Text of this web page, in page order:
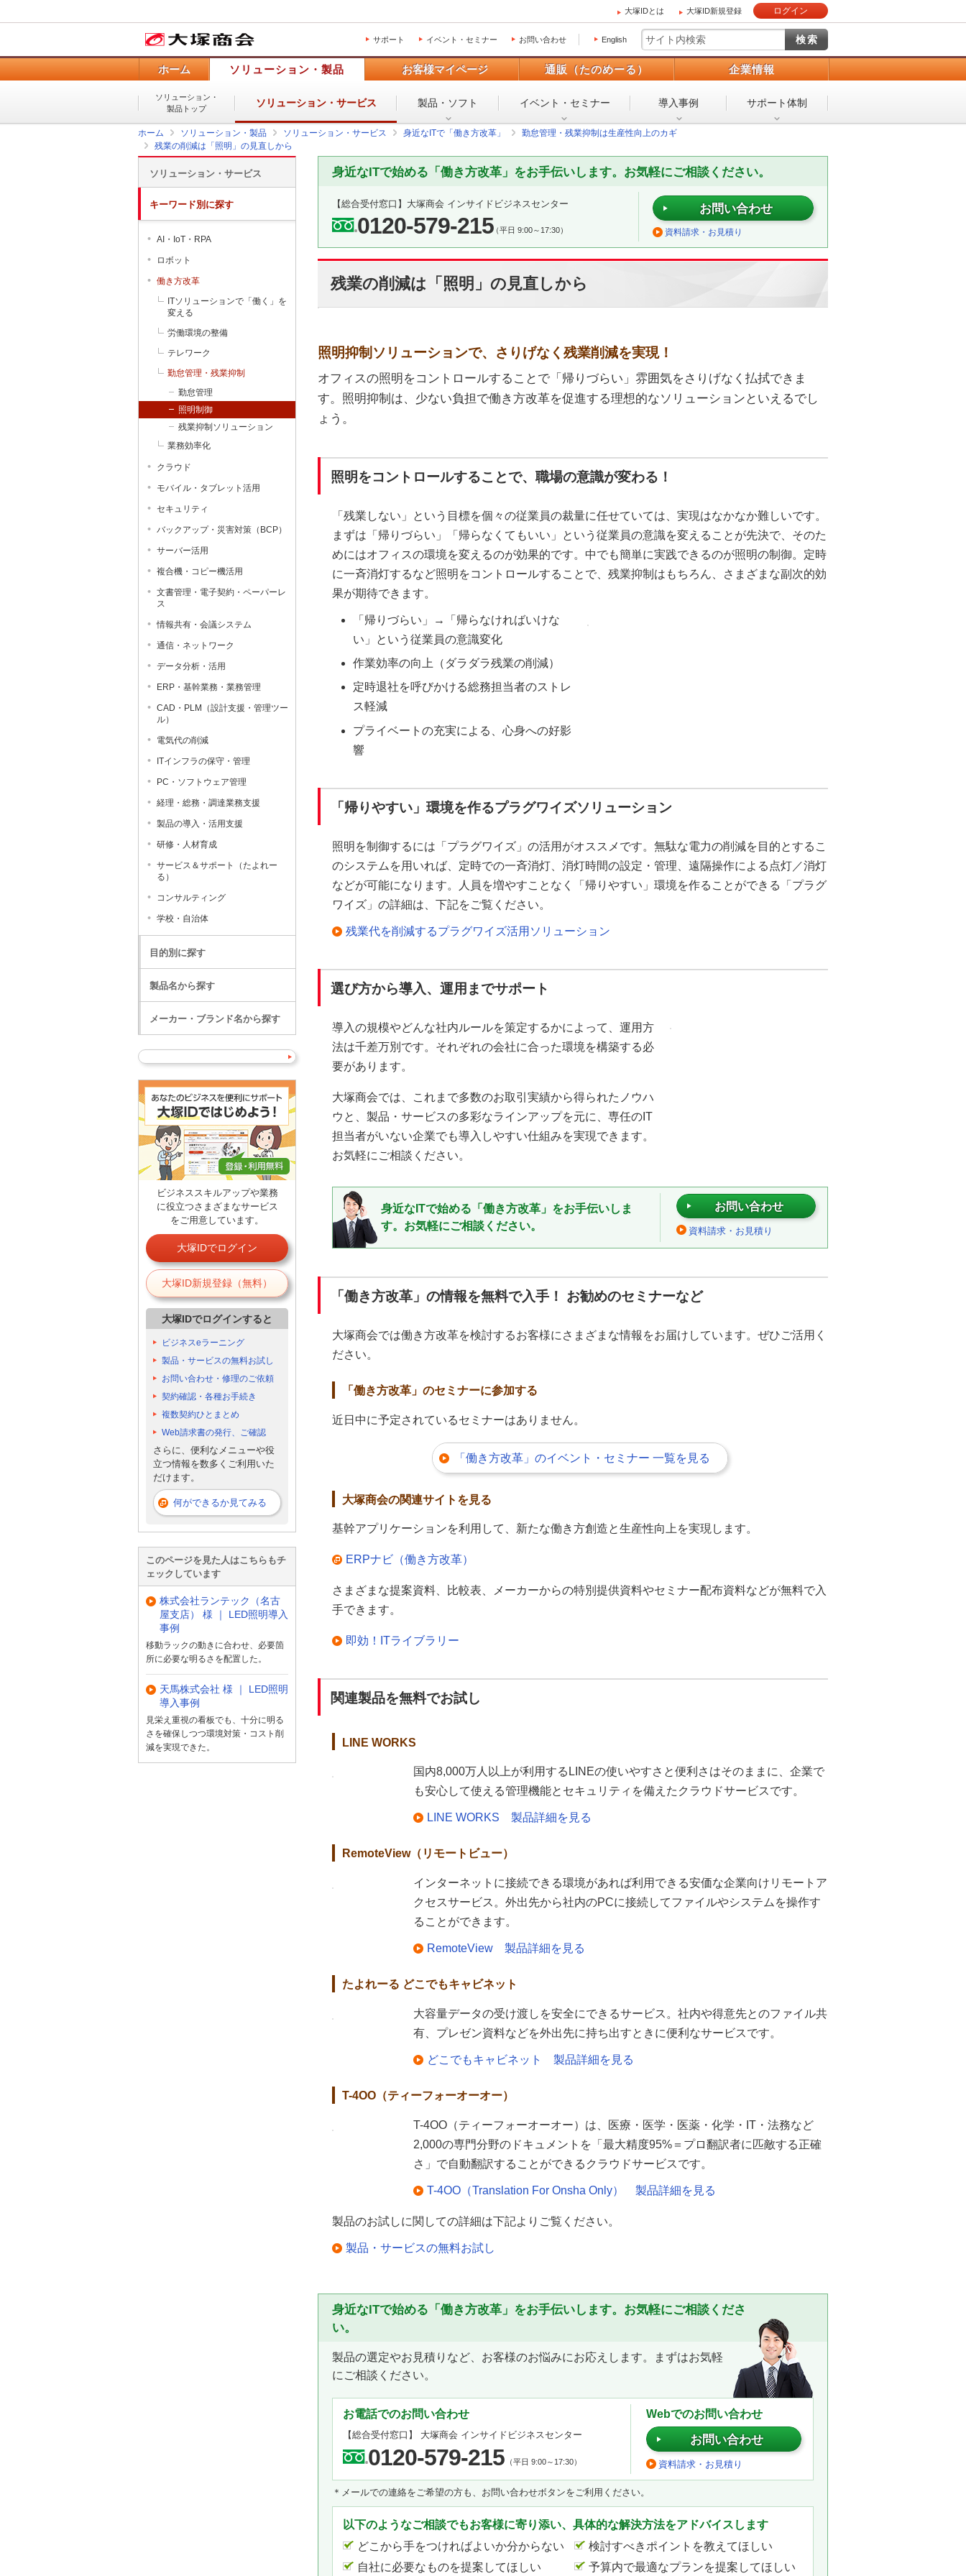
大塚IDとは 大塚ID新規登録 ログイン
サポート イベント・セミナー お問い合わせ English
ホーム ソリューション・製品 お客様マイページ 通販（たのめーる） 企業情報
ソリューション・
製品トップ
ソリューション・ サービス 製品・ソフト イベント・ セミナー 導入事例 サポート体制
ホーム ソリューション・製品 ソリューション・サービス 身近なITで「働き方改革」
勤怠管理・残業抑制は生産性向上のカギ
残業の削減は「照明」の見直しから
身近なITで始める「働き方改革」をお手伝いします。お気軽にご相談ください。
【総合受付窓口】 大塚商会 インサイドビジネスセンター
0120-579-215（平日 9:00～17:30）
お問い合わせ
資料請求・お見積り
残業の削減は「照明」の見直しから
照明抑制ソリューションで、さりげなく残業削減を実現！
オフィスの照明をコントロールすることで「帰りづらい」雰囲気をさりげなく払拭できま
す。照明抑制は、少ない負担で働き方改革を促進する理想的なソリューションといえるでし
ょう。
照明をコントロールすることで、職場の意識が変わる！
「残業しない」という目標を個々の従業員の裁量に任せていては、実現はなかなか難しいです。
まずは「帰りづらい」「帰らなくてもいい」という従業員の意識を変えることが先決で、そのた
めにはオフィスの環境を変えるのが効果的です。中でも簡単に実践できるのが照明の制御。定時
に一斉消灯するなど照明をコントロールすることで、残業抑制はもちろん、さまざまな副次的効
果が期待できます。
「帰りづらい」→「帰らなければいけな
い」という従業員の意識変化
作業効率の向上（ダラダラ残業の削減）
定時退社を呼びかける総務担当者のストレ
ス軽減
プライベートの充実による、心身への好影
響
「帰りやすい」環境を作るプラグワイズソリューション
照明を制御するには「プラグワイズ」の活用がオススメです。無駄な電力の削減を目的とするこ
のシステムを用いれば、定時での一斉消灯、消灯時間の設定・管理、遠隔操作による点灯／消灯
などが可能になります。人員を増やすことなく「帰りやすい」環境を作ることができる「プラグ
ワイズ」の詳細は、下記をご覧ください。
残業代を削減するプラグワイズ活用ソリューション
選び方から導入、運用までサポート
導入の規模やどんな社内ルールを策定するかによって、運用方
法は千差万別です。それぞれの会社に合った環境を構築する必
要があります。
大塚商会では、これまで多数のお取引実績から得られたノウハ
ウと、製品・サービスの多彩なラインアップを元に、専任のIT
担当者がいない企業でも導入しやすい仕組みを実現できます。
お気軽にご相談ください。
身近なITで始める「働き方改革」をお手伝いしま
す。お気軽にご相談ください。
お問い合わせ
資料請求・お見積り
「働き方改革」の情報を無料で入手！ お勧めのセミナーなど
大塚商会では働き方改革を検討するお客様にさまざまな情報をお届けしています。ぜひご活用く
ださい。
「働き方改革」のセミナーに参加する
近日中に予定されているセミナーはありません。
「働き方改革」のイベント・セミナー 一覧を見る
大塚商会の関連サイトを見る
基幹アプリケーションを利用して、新たな働き方創造と生産性向上を実現します。
ERPナビ（働き方改革）
さまざまな提案資料、比較表、メーカーからの特別提供資料やセミナー配布資料などが無料で入
手できます。
即効！ITライブラリー
関連製品を無料でお試し
LINE WORKS
国内8,000万人以上が利用するLINEの使いやすさと便利さはそのままに、企業で
も安心して使える管理機能とセキュリティを備えたクラウドサービスです。
LINE WORKS 製品詳細を見る
RemoteView（リモートビュー）
インターネットに接続できる環境があれば利用できる安価な企業向けリモートア
クセスサービス。外出先から社内のPCに接続してファイルやシステムを操作す
ることができます。
RemoteView 製品詳細を見る
たよれーる どこでもキャビネット
大容量データの受け渡しを安全にできるサービス。社内や得意先とのファイル共
有、プレゼン資料などを外出先に持ち出すときに便利なサービスです。
どこでもキャビネット 製品詳細を見る
T-4OO（ティーフォーオーオー）
T-4OO（ティーフォーオーオー）は、医療・医学・医薬・化学・IT・法務など
2,000の専門分野のドキュメントを「最大精度95%＝プロ翻訳者に匹敵する正確
さ」で自動翻訳することができるクラウドサービスです。
T-4OO（Translation For Onsha Only） 製品詳細を見る
製品のお試しに関しての詳細は下記よりご覧ください。
製品・サービスの無料お試し
身近なITで始める「働き方改革」をお手伝いします。お気軽にご相談くださ
い。
製品の選定やお見積りなど、お客様のお悩みにお応えします。まずはお気軽
にご相談ください。
お電話でのお問い合わせ
【総合受付窓口】 大塚商会 インサイドビジネスセンター
0120-579-215 （平日 9:00～17:30）
Webでのお問い合わせ
お問い合わせ
資料請求・お見積り
＊メールでの連絡をご希望の方も、お問い合わせボタンをご利用ください。
以下のようなご相談でもお客様に寄り添い、具体的な解決方法をアドバイスします
どこから手をつければよいか分からない
検討すべきポイントを教えてほしい
自社に必要なものを提案してほしい
予算内で最適なプランを提案してほしい
ソリューション・サービス
キーワード別に探す
AI・IoT・RPA
ロボット
働き方改革
ITソリューションで「働く」を
変える
労働環境の整備
テレワーク
勤怠管理・残業抑制
勤怠管理
照明制御
残業抑制ソリューション
業務効率化
クラウド
モバイル・タブレット活用
セキュリティ
バックアップ・災害対策（BCP）
サーバー活用
複合機・コピー機活用
文書管理・電子契約・ペーパーレ
ス
情報共有・会議システム
通信・ネットワーク
データ分析・活用
ERP・基幹業務・業務管理
CAD・PLM（設計支援・管理ツー
ル）
電気代の削減
ITインフラの保守・管理
PC・ソフトウェア管理
経理・総務・調達業務支援
製品の導入・活用支援
研修・人材育成
サービス＆サポート（たよれー
る）
コンサルティング
学校・自治体
目的別に探す
製品名から探す
メーカー・ブランド名から探す
ビジネススキルアップや業務
に役立つさまざまなサービス
をご用意しています。
大塚IDでログイン
大塚ID新規登録（無料）
大塚IDでログインすると
ビジネスeラーニング
製品・サービスの無料お試し
お問い合わせ・修理のご依頼
契約確認・各種お手続き
複数契約ひとまとめ
Web請求書の発行、ご確認
さらに、便利なメニューや役
立つ情報を数多くご利用いた
だけます。
何ができるか見てみる
このページを見た人はこちらもチ
ェックしています
株式会社ランテック（名古
屋支店） 様 ｜ LED照明導入
事例
移動ラックの動きに合わせ、必要箇
所に必要な明るさを配置した。
天馬株式会社 様 ｜ LED照明
導入事例
見栄え重視の看板でも、十分に明る
さを確保しつつ環境対策・コスト削
減を実現できた。